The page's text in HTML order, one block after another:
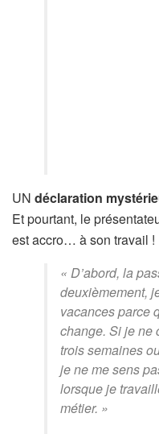
UN déclaration
Et pourtant, le
est accro… à son travail !
« D’abord, la
deuxièmement,
vacances parce
change. Si je ne
trois semaines
je ne me sens
lorsque je
métier. »